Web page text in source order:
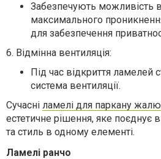
Забезпечують можливість
максимального
для забезпечення
6. Відмінна вентиляція:
Під час відкриття ламелей
система вентиляції.
Сучасні ламелі для паркану
естетичне рішення, яке поєднує
та стиль в одному елементі.
Ламелі ранчо